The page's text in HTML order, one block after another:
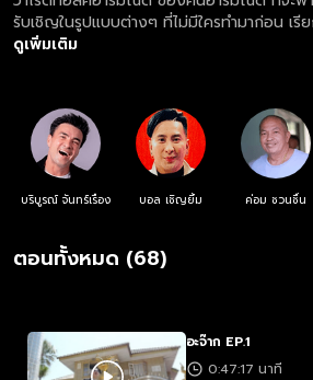
รับเชิญในรูปแบบต่างๆ ที่ไม่มีใครทำมาก่อน เรี
เป็นแขกรับเชิญในรายการเลยทีเดียว แล้วยังมี
แจ๊ส ชวนชื่น
ดูเพิ่มเติม
บริบูรณ์ จันทร์เรือง บอล เชิญยิ้ม ค่อม ชวนชื่น
ตอนทั้งหมด (68)
อะจ๊าก EP.1
0:47:17 นาที